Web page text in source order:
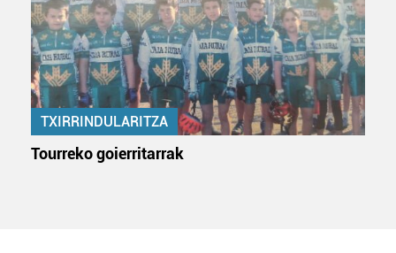
baliatzen gara. Ohar hau onartuz gero, teknologia hori
erabiltzeko baimen esplizitua ematen diguzu.Gehiago
irakurri
TXIRRINDULARITZA
Tourreko goierritarrak